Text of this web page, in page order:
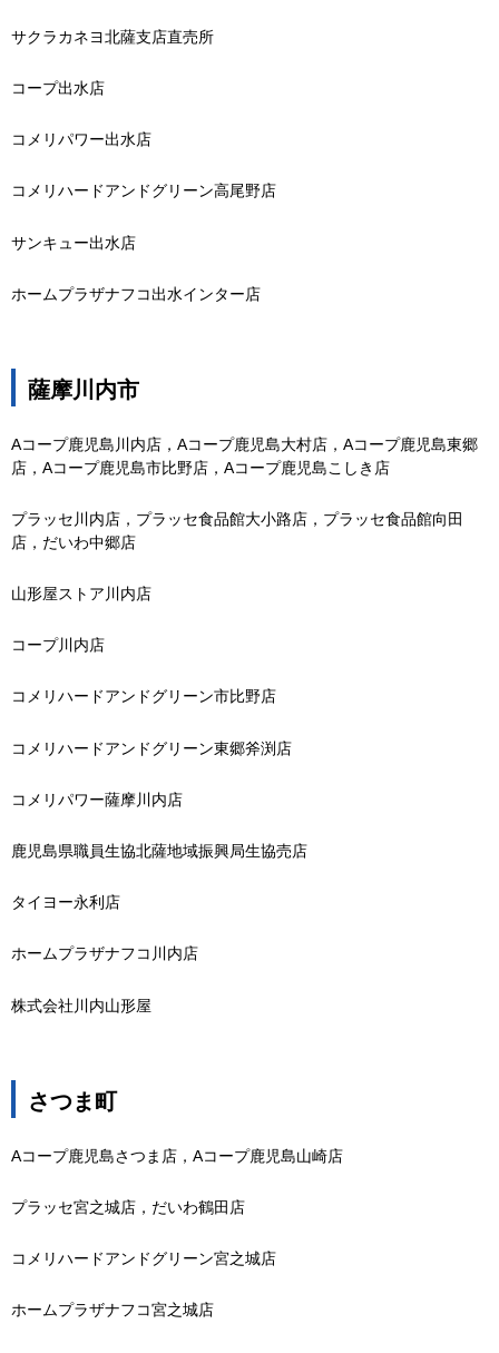
サクラカネヨ北薩支店直売所
コープ出水店
コメリパワー出水店
コメリハードアンドグリーン高尾野店
サンキュー出水店
ホームプラザナフコ出水インター店
薩摩川内市
Aコープ鹿児島川内店，Aコープ鹿児島大村店，Aコープ鹿児島東郷
店，Aコープ鹿児島市比野店，Aコープ鹿児島こしき店
プラッセ川内店，プラッセ食品館大小路店，プラッセ食品館向田
店，だいわ中郷店
山形屋ストア川内店
コープ川内店
コメリハードアンドグリーン市比野店
コメリハードアンドグリーン東郷斧渕店
コメリパワー薩摩川内店
鹿児島県職員生協北薩地域振興局生協売店
タイヨー永利店
ホームプラザナフコ川内店
株式会社川内山形屋
さつま町
Aコープ鹿児島さつま店，Aコープ鹿児島山崎店
プラッセ宮之城店，だいわ鶴田店
コメリハードアンドグリーン宮之城店
ホームプラザナフコ宮之城店